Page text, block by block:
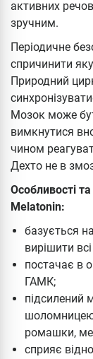
активних
зручним.
Періодичне
спричинити
Природний
Мозок може
вимкнутися
чином
Дехто не в
Особливості
Melatonin:
базується
вирішити
постачає в
ГАМК;
підсилений
ромашки,
сприяє